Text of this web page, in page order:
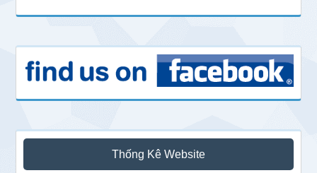
Thống Kê Website